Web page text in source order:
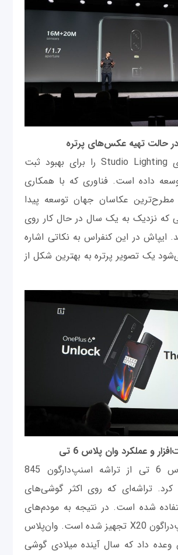
حالت تهیه عکس‌های پرتره
وان‌پلاس فناوری Studio Lighting را برای بهبود ثبت
داده است. فناوری که با همکاری
مطرح‌ترین عکاسان جهان توسعه پیدا
که نزدیک به یک سال در حال کار روی
ایپاش در این کنفراس به نکاتی اشاره
یک تصویر پرتره به بهترین شکل از
افزار و عملکرد وان پلاس 6 تی
گوشی وان پلاس 6 تی از تراشه اسنپ‌دارگون 845
کرد. تراشه‌ای که روی اکثر گوشی‌های
شده است. در نتیجه به مود‌م‌های
4G LTE و اسنپ‌دراگون X20 تجهیز شده است. وان‌پلاس
وعده داد که سال آینده میلادی گوشی